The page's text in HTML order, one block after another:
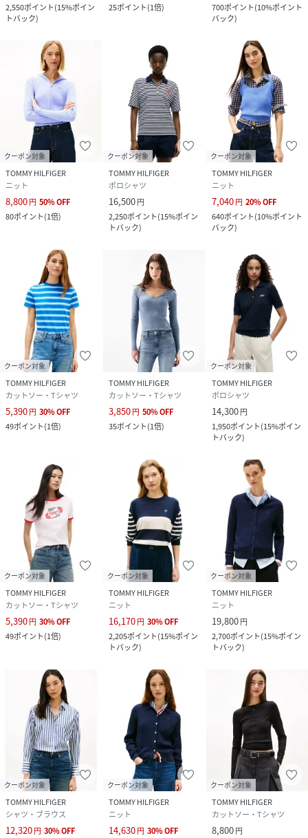
2,550ポイント(15%ポイン
トバック)
25ポイント(1倍)
700ポイント(10%ポイント
バック)
クーポン対象
TOMMY HILFIGER
ニット
8,800円 50%OFF
80ポイント(1倍)
クーポン対象
TOMMY HILFIGER
ポロシャツ
16,500円
2,250ポイント(15%ポイン
トバック)
クーポン対象
TOMMY HILFIGER
ニット
7,040円 20%OFF
640ポイント(10%ポイント
バック)
クーポン対象
TOMMY HILFIGER
カットソー・Tシャツ
5,390円 30%OFF
49ポイント(1倍)
TOMMY HILFIGER
カットソー・Tシャツ
3,850円 50%OFF
35ポイント(1倍)
クーポン対象
TOMMY HILFIGER
ポロシャツ
14,300円
1,950ポイント(15%ポイン
トバック)
クーポン対象
TOMMY HILFIGER
カットソー・Tシャツ
5,390円 30%OFF
49ポイント(1倍)
クーポン対象
TOMMY HILFIGER
ニット
16,170円 30%OFF
2,205ポイント(15%ポイン
トバック)
クーポン対象
TOMMY HILFIGER
ニット
19,800円
2,700ポイント(15%ポイン
トバック)
クーポン対象
TOMMY HILFIGER
シャツ・ブラウス
12,320円 30%OFF
クーポン対象
TOMMY HILFIGER
ニット
14,630円 30%OFF
クーポン対象
TOMMY HILFIGER
カットソー・Tシャツ
8,800円